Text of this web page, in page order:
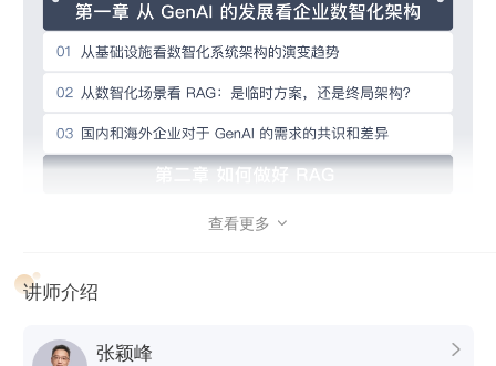
对于开发者个人而言，课程所提供的针对企业需求的技术和解
决方案指引，使你能够有的放矢地学习相关知识，高效掌握关
键技能。
查看更多 
讲师介绍
张颖峰 